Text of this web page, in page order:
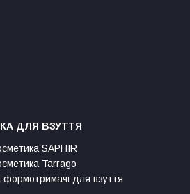
ДЛЯ ВЗУТТЯ
SAPHIR
Tarrago
для взуття